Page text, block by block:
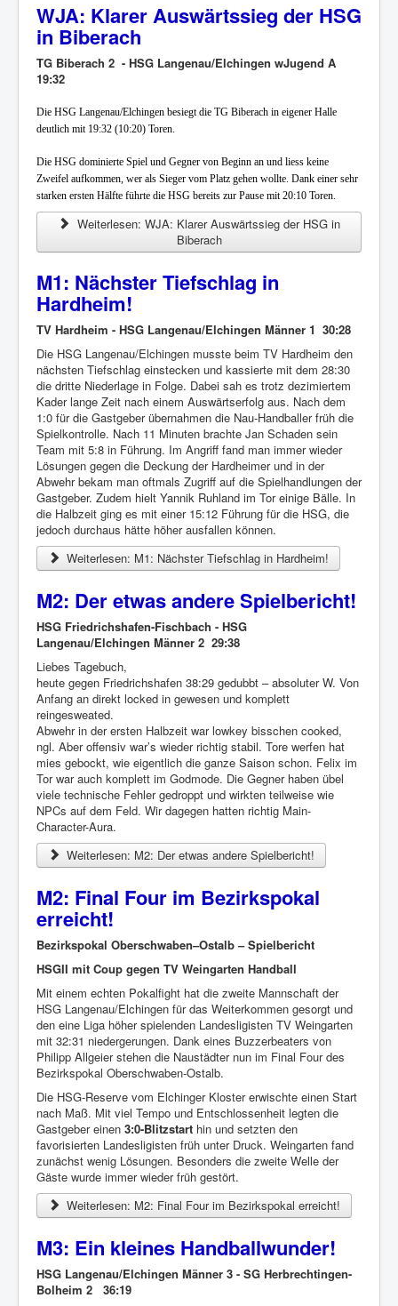
WJA: Klarer Auswärtssieg der HSG
in Biberach
TG Biberach 2 - HSG Langenau/Elchingen wJugend A
19:32
Die HSG Langenau/Elchingen besiegt die TG Biberach in eigener Halle
deutlich mit 19:32 (10:20) Toren.
Die HSG dominierte Spiel und Gegner von Beginn an und liess keine
Zweifel aufkommen, wer als Sieger vom Platz gehen wollte. Dank einer sehr
starken ersten Hälfte führte die HSG bereits zur Pause mit 20:10 Toren.
Weiterlesen: WJA: Klarer Auswärtssieg der HSG in
Biberach
M1: Nächster Tiefschlag in
Hardheim!
TV Hardheim - HSG Langenau/Elchingen Männer 1 30:28
Die HSG Langenau/Elchingen musste beim TV Hardheim den
nächsten Tiefschlag einstecken und kassierte mit dem 28:30
die dritte Niederlage in Folge. Dabei sah es trotz dezimiertem
Kader lange Zeit nach einem Auswärtserfolg aus. Nach dem
1:0 für die Gastgeber übernahmen die Nau-Handballer früh die
Spielkontrolle. Nach 11 Minuten brachte Jan Schaden sein
Team mit 5:8 in Führung. Im Angriff fand man immer wieder
Lösungen gegen die Deckung der Hardheimer und in der
Abwehr bekam man oftmals Zugriff auf die Spielhandlungen der
Gastgeber. Zudem hielt Yannik Ruhland im Tor einige Bälle. In
die Halbzeit ging es mit einer 15:12 Führung für die HSG, die
jedoch durchaus hätte höher ausfallen können.
Weiterlesen: M1: Nächster Tiefschlag in Hardheim!
M2: Der etwas andere Spielbericht!
HSG Friedrichshafen-Fischbach - HSG
Langenau/Elchingen Männer 2 29:38
Liebes Tagebuch,
heute gegen Friedrichshafen 38:29 gedubbt – absoluter W. Von
Anfang an direkt locked in gewesen und komplett
reingesweated.
Abwehr in der ersten Halbzeit war lowkey bisschen cooked,
ngl. Aber offensiv war’s wieder richtig stabil. Tore werfen hat
mies gebockt, wie eigentlich die ganze Saison schon. Felix im
Tor war auch komplett im Godmode. Die Gegner haben übel
viele technische Fehler gedroppt und wirkten teilweise wie
NPCs auf dem Feld. Wir dagegen hatten richtig Main-
Character-Aura.
Weiterlesen: M2: Der etwas andere Spielbericht!
M2: Final Four im Bezirkspokal
erreicht!
Bezirkspokal Oberschwaben–Ostalb – Spielbericht
HSGII mit Coup gegen TV Weingarten Handball
Mit einem echten Pokalfight hat die zweite Mannschaft der
HSG Langenau/Elchingen für das Weiterkommen gesorgt und
den eine Liga höher spielenden Landesligisten TV Weingarten
mit 32:31 niedergerungen. Dank eines Buzzerbeaters von
Philipp Allgeier stehen die Naustädter nun im Final Four des
Bezirkspokal Oberschwaben-Ostalb.
Die HSG-Reserve vom Elchinger Kloster erwischte einen Start
nach Maß. Mit viel Tempo und Entschlossenheit legten die
Gastgeber einen 3:0-Blitzstart hin und setzten den
favorisierten Landesligisten früh unter Druck. Weingarten fand
zunächst wenig Lösungen. Besonders die zweite Welle der
Gäste wurde immer wieder früh gestört.
Weiterlesen: M2: Final Four im Bezirkspokal erreicht!
M3: Ein kleines Handballwunder!
HSG Langenau/Elchingen Männer 3 - SG Herbrechtingen-
Bolheim 2 36:19